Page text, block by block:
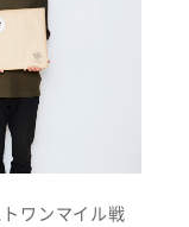
ワンマイル戦